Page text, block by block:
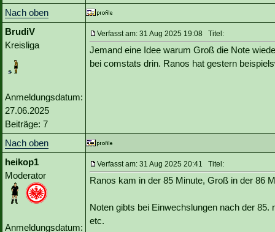
Nach oben
BrudiV
Kreisliga
Anmeldungsdatum:
27.06.2025
Beiträge: 7
Verfasst am: 31 Aug 2025 19:08 Titel:
Jemand eine Idee warum Groß die Note
bei comstats drin. Ranos hat gestern
Nach oben
heikop1
Moderator
Anmeldungsdatum:
Verfasst am: 31 Aug 2025 20:41 Titel:
Ranos kam in der 85 Minute, Groß in der 86
Noten gibts bei Einwechslungen nach der 85.
etc.